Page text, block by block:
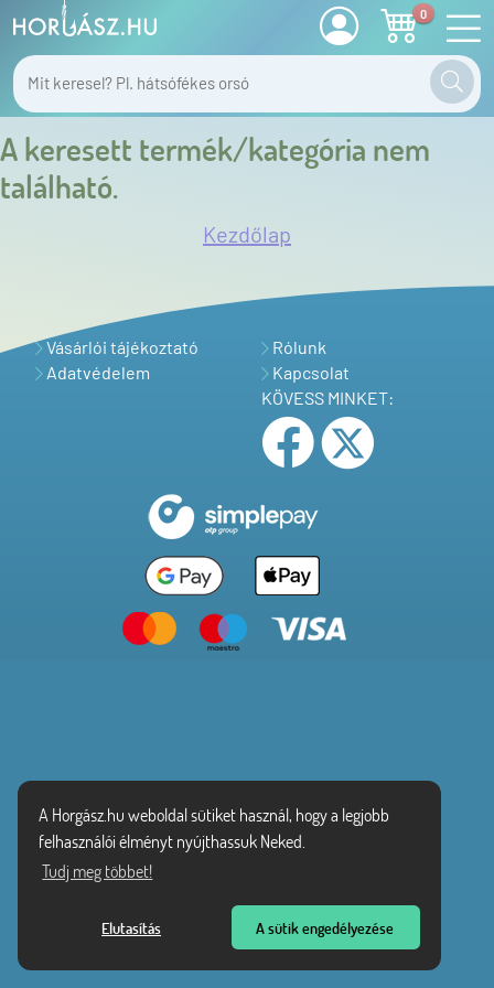
A Horgász.hu weboldal sütiket használ, hogy a legjobb
felhasználói élményt nyújthassuk Neked.
Tudj meg többet!
Elutasítás A sütik engedélyezése
0
A keresett termék/kategória nem
található.
Kezdőlap
Vásárlói tájékoztató
Adatvédelem
Rólunk
Kapcsolat
KÖVESS MINKET: